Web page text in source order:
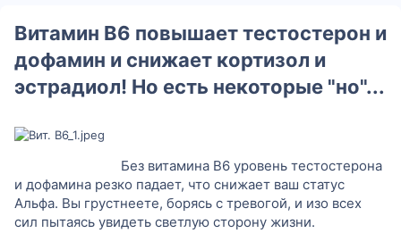
и
к
і
я
і
я
я
я
р
і
Витамин В6 повышает тестостерон и
дофамин и снижает кортизол и
эстрадиол! Но есть некоторые "но"...
Без витамина B6 уровень тестостерона
и дофамина резко падает, что снижает ваш статус
Альфа. Вы грустнеете, борясь с тревогой, и изо всех
сил пытаясь увидеть светлую сторону жизни.